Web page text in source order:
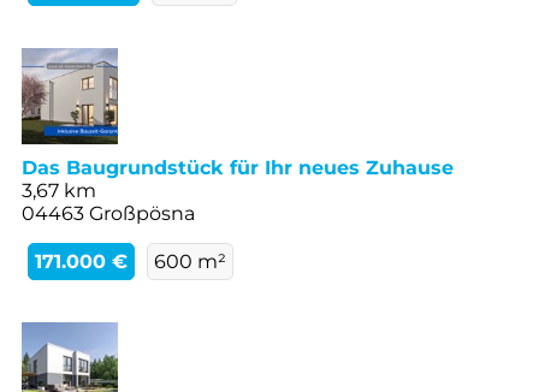
Das Baugrundstück für Ihr neues Zuhause
3,67 km
04463 Großpösna
171.000 € 600 m²